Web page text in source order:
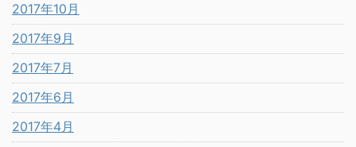
2017年10月
2017年9月
2017年7月
2017年6月
2017年4月